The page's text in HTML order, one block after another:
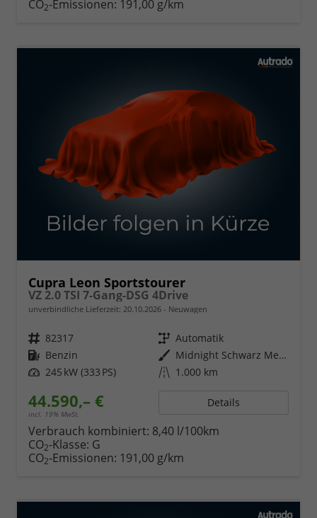
CO2-Emissionen: 191,00 g/km
Cupra Leon Sportstourer
VZ 2.0 TSI 7-Gang-DSG 4Drive
unverbindliche Lieferzeit: 20.10.2026 Neuwagen
Fahrzeugnr. 82317 Getriebe Automatik
Kraftstoff Benzin Außenfarbe
Midnight Schwarz Metallic
Leistung 245 kW (333 PS) Kilometerstand 1.000 km
44.590,– €
incl. 19% MwSt.
Details
Verbrauch kombiniert: 8,40 l/100km
CO2-Klasse: G
CO2-Emissionen: 191,00 g/km